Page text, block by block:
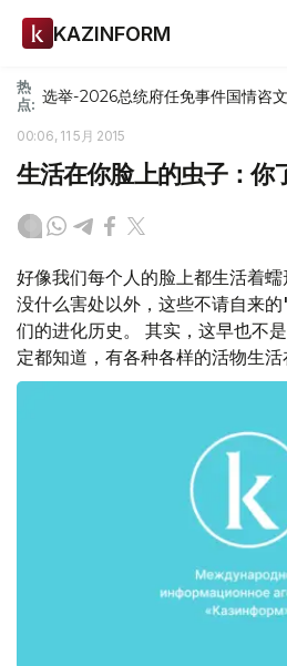
KAZINFORM
热
点: 选举-2026总统府任免事件国情咨文
00:06, 11 5月 2015
生活在你脸上的虫子：你
好像我们每个人的脸上都生活着
没什么害处以外，这些不请自来
们的进化历史。 其实，这早也不
定都知道，有各种各样的活物生活